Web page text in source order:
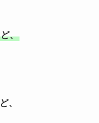
、
、